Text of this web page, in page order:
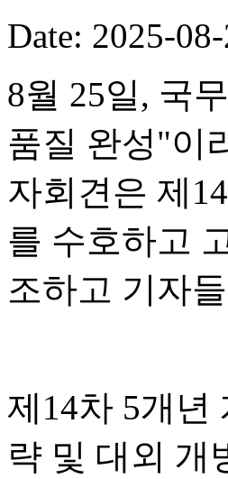
Date: 2025-
8월 25일, 국
품질 완성"이
자회견은 제
를 수호하고
조하고 기자
제14차 5개년
략 및 대외 개